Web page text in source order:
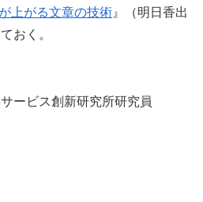
上がる文章の技術 』（明日香出
おく。
ービス創新研究所研究員